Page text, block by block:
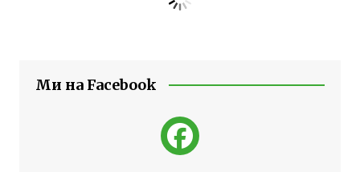
Ми на Facebook